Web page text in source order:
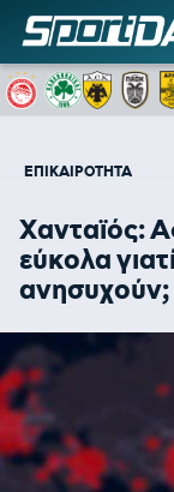
ΕΠΙΚΑΙΡΟΤΗΤΑ
Χανταϊός:
εύκολα
ανησυχούν;